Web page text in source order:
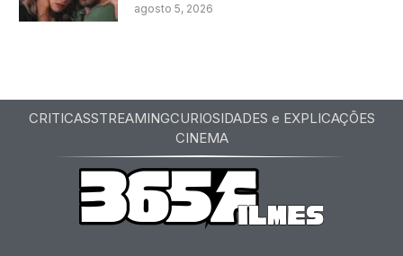
agosto 5, 2026
CRITICASSTREAMINGCURIOSIDADES e EXPLICAÇÕES
CINEMA